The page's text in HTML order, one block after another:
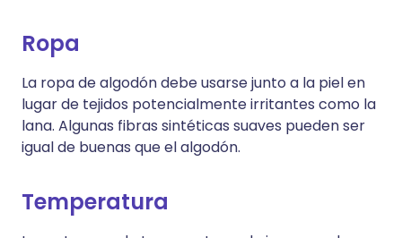
Ropa
La ropa de algodón debe usarse junto a la piel en
lugar de tejidos potencialmente irritantes como la
lana. Algunas fibras sintéticas suaves pueden ser
igual de buenas que el algodón.
Temperatura